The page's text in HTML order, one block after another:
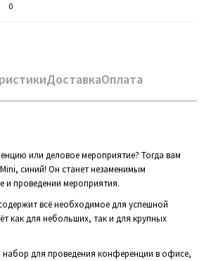
0
ДоставкаОплата
или деловое мероприятие? Тогда вам
синий! Он станет незаменимым
и проведении мероприятия.
всё необходимое для успешной
как для небольших, так и для крупных
для проведения конференции в офисе,